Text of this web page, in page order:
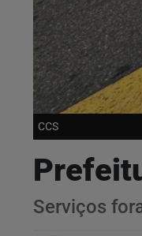
CCS
Serviços